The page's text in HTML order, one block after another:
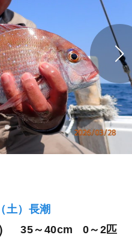
土）長潮
35～40cm 0～2匹